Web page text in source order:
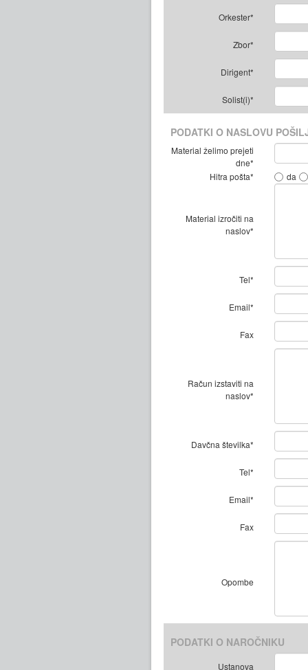
Orkester*
Zbor*
Dirigent*
Solist(i)*
PODATKI O NASLOVU
Material želimo prejeti
dne*
Hitra pošta*
da
Material izročiti na
naslov*
Tel*
Email*
Fax
Račun izstaviti na
naslov*
Davčna številka*
Tel*
Email*
Fax
Opombe
PODATKI O NAROČNIKU
Ustanova